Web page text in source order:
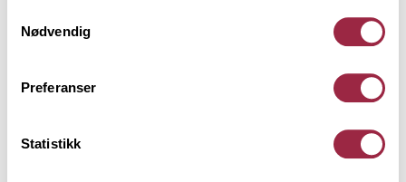
Nødvendig
Preferanser
Statistikk
og utføres av kvalifisert personell. Denne varen er
produsert i Norge av PEFC-sertifisert tømmer fra
bærekraftige skoger og har lang levetid ved riktig
bruk. Livsløpsanalyse, påvirkning på miljø og lagring
EcoProduct.